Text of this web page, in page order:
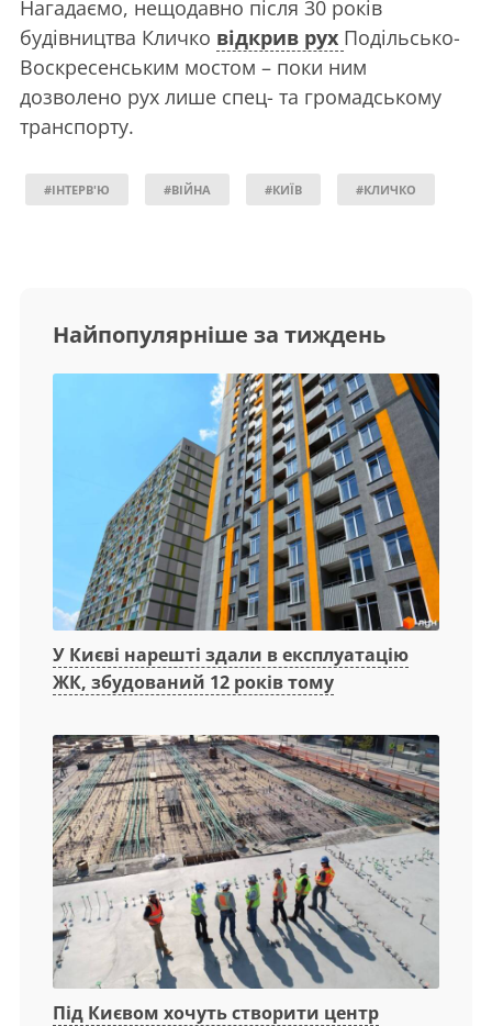
Нагадаємо, нещодавно після 30 років
будівництва Кличко відкрив рух Подільсько-
Воскресенським мостом – поки ним
дозволено рух лише спец- та громадському
транспорту.
#ІНТЕРВ'Ю #ВІЙНА #КИЇВ #КЛИЧКО
Найпопулярніше за тиждень
У Києві нарешті здали в експлуатацію
ЖК, збудований 12 років тому
Під Києвом хочуть створити центр